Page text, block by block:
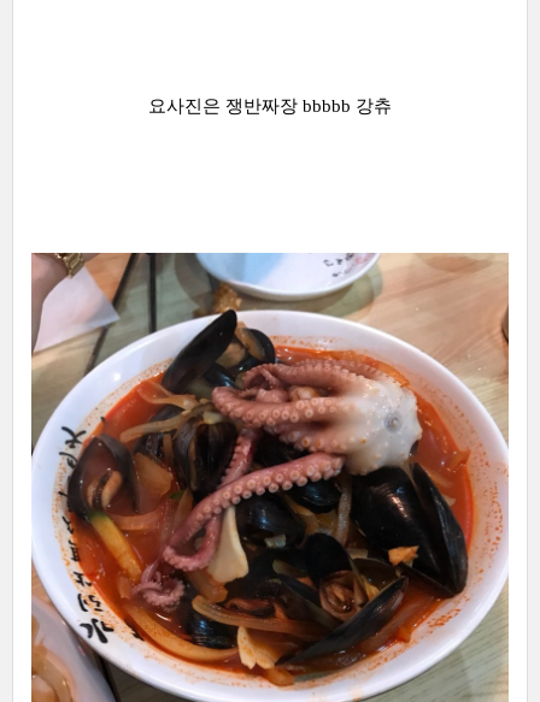
요사진은 쟁반짜장 bbbbb 강츄